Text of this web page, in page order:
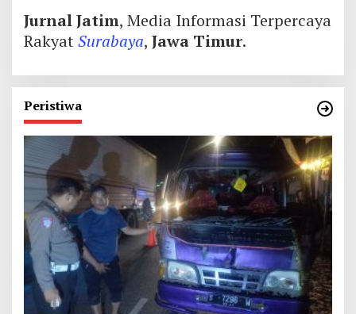
Jurnal Jatim, Media Informasi Terpercaya
RakyatSurabaya, Jawa Timur.
Peristiwa